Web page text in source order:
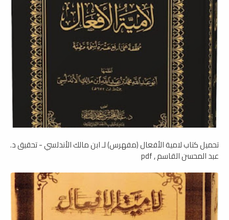
تحميل كتاب لامية الأفعال (مفهرس) لـ ابن مالك الأندلسي - تحقيق د.
عبد المحسن القاسم , pdf